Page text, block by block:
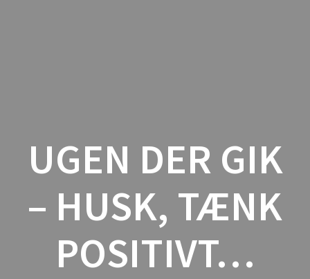
UGEN DER GIK
– HUSK, TÆNK
POSITIVT…